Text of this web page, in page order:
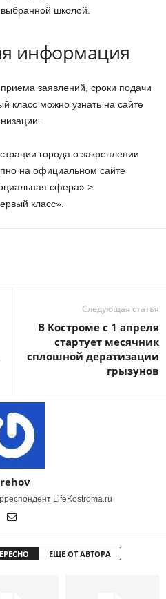
школой.
информация
заявлений, сроки подачи
класс можно узнать на сайте
города о закреплении
на официальном сайте
сфера» >
класс».
Следующая статья
В Костроме с 1 апреля
стартует месячник
сплошной дератизации
грызунов
LifeKostroma.ru
ЕЩЕ ОТ АВТОРА